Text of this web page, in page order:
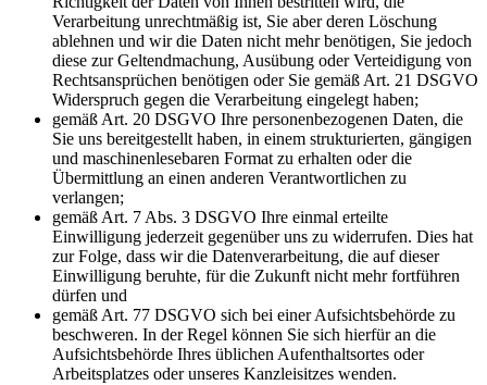
Verarbeitung unrechtmäßig ist, Sie aber deren Löschung
ablehnen und wir die Daten nicht mehr benötigen, Sie jedoch
diese zur Geltendmachung, Ausübung oder Verteidigung von
Rechtsansprüchen benötigen oder Sie gemäß Art. 21 DSGVO
Widerspruch gegen die Verarbeitung eingelegt haben;
gemäß Art. 20 DSGVO Ihre personenbezogenen Daten, die
Sie uns bereitgestellt haben, in einem strukturierten, gängigen
und maschinenlesebaren Format zu erhalten oder die
Übermittlung an einen anderen Verantwortlichen zu
verlangen;
gemäß Art. 7 Abs. 3 DSGVO Ihre einmal erteilte
Einwilligung jederzeit gegenüber uns zu widerrufen. Dies hat
zur Folge, dass wir die Datenverarbeitung, die auf dieser
Einwilligung beruhte, für die Zukunft nicht mehr fortführen
dürfen und
gemäß Art. 77 DSGVO sich bei einer Aufsichtsbehörde zu
beschweren. In der Regel können Sie sich hierfür an die
Aufsichtsbehörde Ihres üblichen Aufenthaltsortes oder
Arbeitsplatzes oder unseres Kanzleisitzes wenden.